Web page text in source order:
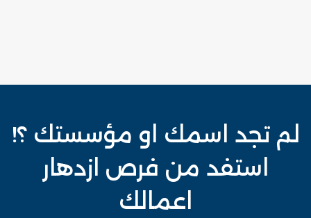
لم تجد اسمك او مؤسستك ؟!
استفد من فرص ازدهار
اعمالك